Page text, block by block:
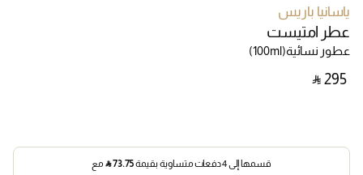
ياسانيا باريس
عطر امتيست
عطور نسائية(100ml)
‎ ⃁ ⁦295⁩ ‎
قسمها إلى 4 دفعات متساوية بقيمة 73.75
⃁ مع